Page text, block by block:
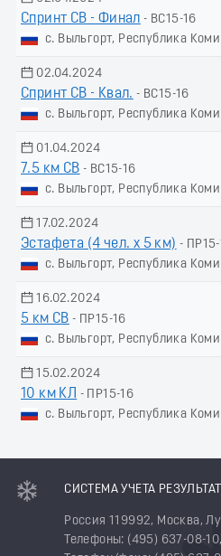
Спринт СВ - Финал - ВС15-16
с. Выльгорт, Республика Коми
02.04.2024
Спринт СВ - Квал. - ВС15-16
с. Выльгорт, Республика Коми
01.04.2024
7.5 км СВ - ВС15-16
с. Выльгорт, Республика Коми
17.02.2024
Эстафета (4 чел. х 5 км) -
с. Выльгорт, Республика Коми
16.02.2024
5 км СВ - ПР15-16
с. Выльгорт, Республика Коми
15.02.2024
10 км КЛ
- ПР15-16
с. Выльгорт, Республика Коми
СИСТЕМА УЧЕТА
Россия 119992, Москва,
Телефоны: (495) 637-08-